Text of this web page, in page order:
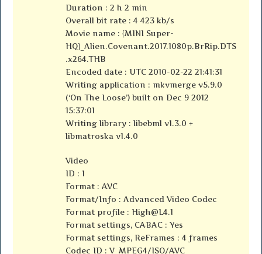
Duration : 2 h 2 min
Overall bit rate : 4 423 kb/s
Movie name : {MINI Super-
HQ}_Alien.Covenant.2017.1080p.BrRip.DTS
.x264.THB
Encoded date : UTC 2010-02-22 21:41:31
Writing application : mkvmerge v5.9.0
(‘On The Loose’) built on Dec 9 2012
15:37:01
Writing library : libebml v1.3.0 +
libmatroska v1.4.0
Video
ID : 1
Format : AVC
Format/Info : Advanced Video Codec
Format profile :High@L4.1
Format settings, CABAC : Yes
Format settings, ReFrames : 4 frames
Codec ID : V_MPEG4/ISO/AVC